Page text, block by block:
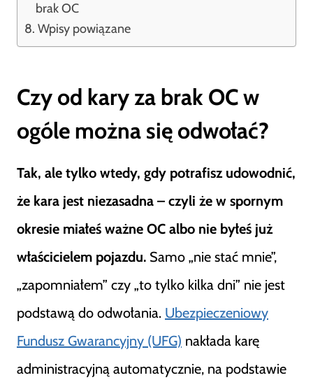
brak OC
Wpisy powiązane
Czy od kary za brak OC w
ogóle można się odwołać?
Tak, ale tylko wtedy, gdy potrafisz udowodnić,
że kara jest niezasadna – czyli że w spornym
okresie miałeś ważne OC albo nie byłeś już
właścicielem pojazdu. Samo „nie stać mnie”,
„zapomniałem” czy „to tylko kilka dni” nie jest
podstawą do odwołania. Ubezpieczeniowy
Fundusz Gwarancyjny (UFG) nakłada karę
administracyjną automatycznie, na podstawie